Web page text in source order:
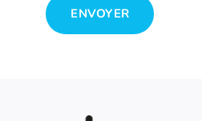
ENVOYER